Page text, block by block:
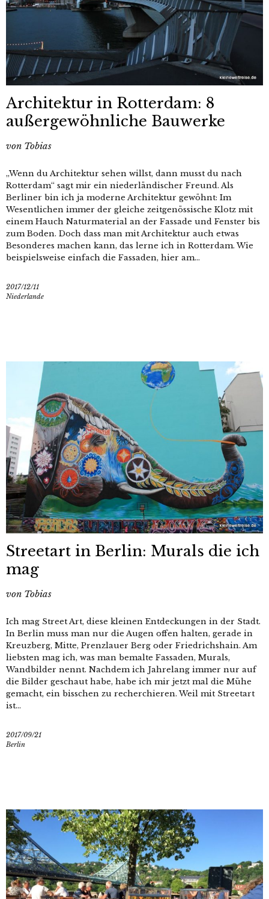
Architektur in Rotterdam: 8
außergewöhnliche Bauwerke
von Tobias
„Wenn du Architektur sehen willst, dann musst du nach
Rotterdam“ sagt mir ein niederländischer Freund. Als
Berliner bin ich ja moderne Architektur gewöhnt: Im
Wesentlichen immer der gleiche zeitgenössische Klotz mit
einem Hauch Naturmaterial an der Fassade und Fenster bis
zum Boden. Doch dass man mit Architektur auch etwas
Besonderes machen kann, das lerne ich in Rotterdam. Wie
beispielsweise einfach die Fassaden, hier am...
2017/12/11
Niederlande
Streetart in Berlin: Murals die ich
mag
von Tobias
Ich mag Street Art, diese kleinen Entdeckungen in der Stadt.
In Berlin muss man nur die Augen offen halten, gerade in
Kreuzberg, Mitte, Prenzlauer Berg oder Friedrichshain. Am
liebsten mag ich, was man bemalte Fassaden, Murals,
Wandbilder nennt. Nachdem ich Jahrelang immer nur auf
die Bilder geschaut habe, habe ich mir jetzt mal die Mühe
gemacht, ein bisschen zu recherchieren. Weil mit Streetart
ist...
2017/09/21
Berlin